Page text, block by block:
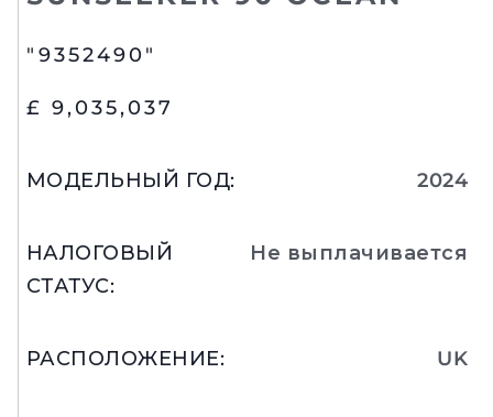
"9352490"
£ 9,035,037
МОДЕЛЬНЫЙ ГОД: 2024
НАЛОГОВЫЙ
СТАТУС:
Не выплачивается
РАСПОЛОЖЕНИЕ: UK